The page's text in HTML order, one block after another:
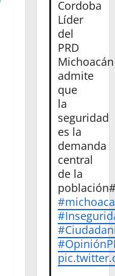
Cordoba
Líder
del
PRD
Michoacán
admite
que
la
seguridad
es la
demanda
central
de la